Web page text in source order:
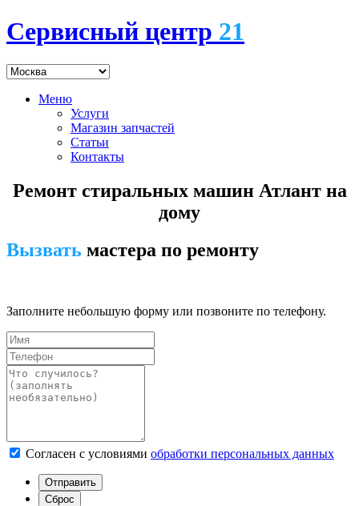
Сервисный центр 21
Меню
Услуги
Магазин запчастей
Статьи
Контакты
Ремонт стиральных машин Атлант на
дому
Вызвать мастера по ремонту
Заполните небольшую форму или позвоните по телефону.
Согласен с условиями обработки персональных данных